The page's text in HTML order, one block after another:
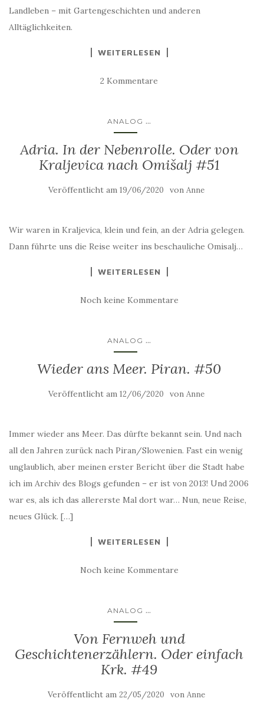
Landleben – mit Gartengeschichten und anderen
Alltäglichkeiten.
WEITERLESEN
2 Kommentare
ANALOG ...
Adria. In der Nebenrolle. Oder von
Kraljevica nach Omišalj #51
Veröffentlicht am 19/06/2020 von Anne
Wir waren in Kraljevica, klein und fein, an der Adria gelegen.
Dann führte uns die Reise weiter ins beschauliche Omisalj…
WEITERLESEN
Noch keine Kommentare
ANALOG ...
Wieder ans Meer. Piran. #50
Veröffentlicht am 12/06/2020 von Anne
Immer wieder ans Meer. Das dürfte bekannt sein. Und nach
all den Jahren zurück nach Piran/Slowenien. Fast ein wenig
unglaublich, aber meinen erster Bericht über die Stadt habe
ich im Archiv des Blogs gefunden – er ist von 2013! Und 2006
war es, als ich das allererste Mal dort war… Nun, neue Reise,
neues Glück. […]
WEITERLESEN
Noch keine Kommentare
ANALOG ...
Von Fernweh und
Geschichtenerzählern. Oder einfach
Krk. #49
Veröffentlicht am 22/05/2020 von Anne